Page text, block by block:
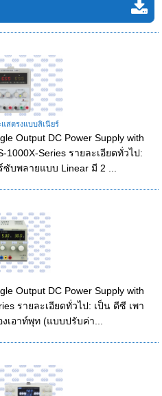
แสตรงแบบลิเนียร์
Output DC Power Supply with
1000X-Series รายละเอียดทั่วไป:
ซับพลายแบบ Linear มี 2 ...
Output DC Power Supply with
รายละเอียดทั่วไป: เป็น ดีซี เพา
เอาท์พุท (แบบปรับค่า...